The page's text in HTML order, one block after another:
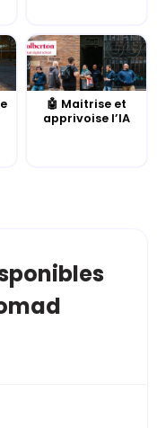
🤖 Maitrise et
apprivoise l’IA